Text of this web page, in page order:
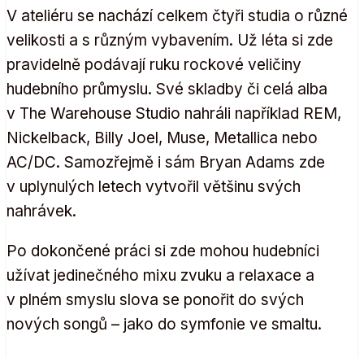
V ateliéru se nachází celkem čtyři studia o různé
velikosti a s různým vybavením. Už léta si zde
pravidelně podávají ruku rockové veličiny
hudebního průmyslu. Své skladby či celá alba
v The Warehouse Studio nahráli například REM,
Nickelback, Billy Joel, Muse, Metallica nebo
AC/DC. Samozřejmě i sám Bryan Adams zde
v uplynulých letech vytvořil většinu svých
nahrávek.
Po dokončené práci si zde mohou hudebníci
užívat jedinečného mixu zvuku a relaxace a
v plném smyslu slova se ponořit do svých
nových songů – jako do symfonie ve smaltu.